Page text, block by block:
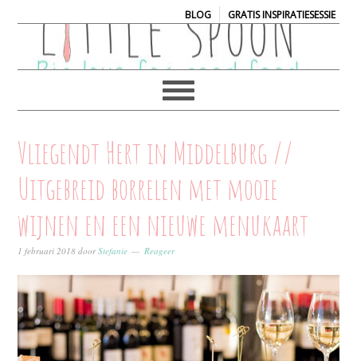
BLOG| GRATIS INSPIRATIESESSIE
Vliegendt Hert in Middelburg //
Uitgebreid borrelen met mooie
wijnen en een nieuwe menukaart
1 februari 2018 doorStefanie Reageer